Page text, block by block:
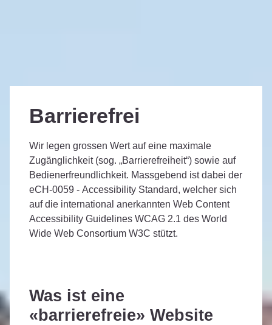
Barrierefrei
Wir legen grossen Wert auf eine maximale
Zugänglichkeit (sog. „Barrierefreiheit“) sowie auf
Bedienerfreundlichkeit. Massgebend ist dabei der
eCH-0059 - Accessibility Standard, welcher sich
auf die international anerkannten Web Content
Accessibility Guidelines WCAG 2.1 des World
Wide Web Consortium W3C stützt.
Was ist eine
«barrierefreie» Website